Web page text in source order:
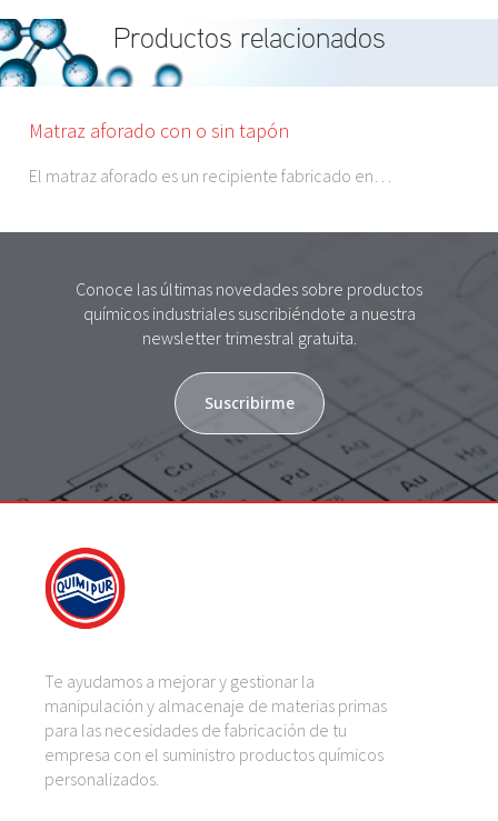
Productos relacionados
Matraz aforado con o sin tapón
El matraz aforado es un recipiente fabricado en…
Conoce las últimas novedades sobre productos
químicos industriales suscribiéndote a nuestra
newsletter trimestral gratuita.
Suscribirme
Te ayudamos a mejorar y gestionar la
manipulación y almacenaje de materias primas
para las necesidades de fabricación de tu
empresa con el suministro productos químicos
personalizados.